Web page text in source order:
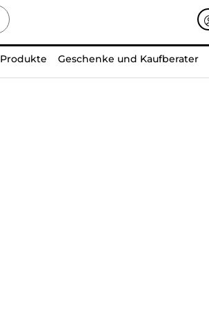
Geschenke und Kaufberater